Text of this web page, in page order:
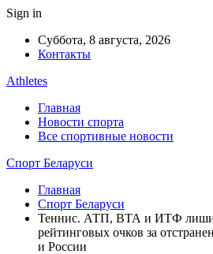
Sign in
Суббота, 8 августа, 2026
Контакты
Athletes
Главная
Новости спорта
Все спортивные новости
Спорт Беларуси
Главная
Спорт Беларуси
Теннис. АТП, ВТА и ИТФ
рейтинговых очков за
и России